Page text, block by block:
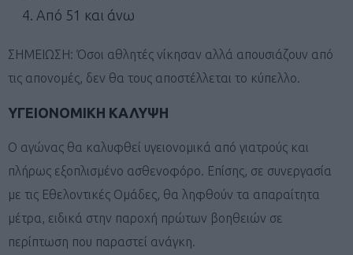
Από 51 και άνω
ΣΗΜΕΙΩΣΗ: Όσοι αθλητές νίκησαν αλλά απουσιάζουν από
τις απονομές, δεν θα τους αποστέλλεται το κύπελλο.
ΥΓΕΙΟΝΟΜΙΚΗ ΚΑΛΥΨΗ
Ο αγώνας θα καλυφθεί υγειονομικά από γιατρούς και
πλήρως εξοπλισμένο ασθενοφόρο. Επίσης, σε συνεργασία
με τις Εθελοντικές Ομάδες, θα ληφθούν τα απαραίτητα
μέτρα, ειδικά στην παροχή πρώτων βοηθειών σε
περίπτωση που παραστεί ανάγκη.